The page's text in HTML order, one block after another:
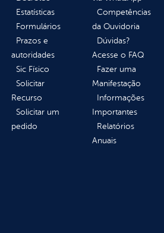
Estatísticas
Formulários
Prazos e
autoridades
Sic Físico
Solicitar
Recurso
Solicitar um
pedido
Competências
da Ouvidoria
Dúvidas?
Acesse o FAQ
Fazer uma
Manifestação
Informações
Importantes
Relatórios
Anuais